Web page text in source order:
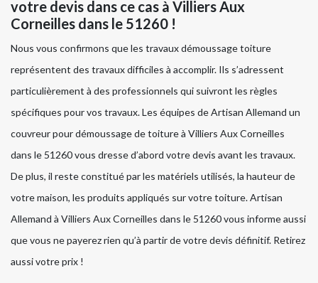
votre devis dans ce cas à Villiers Aux
Corneilles dans le 51260 !
Nous vous confirmons que les travaux démoussage toiture
représentent des travaux difficiles à accomplir. Ils s’adressent
particulièrement à des professionnels qui suivront les règles
spécifiques pour vos travaux. Les équipes de Artisan Allemand un
couvreur pour démoussage de toiture à Villiers Aux Corneilles
dans le 51260 vous dresse d’abord votre devis avant les travaux.
De plus, il reste constitué par les matériels utilisés, la hauteur de
votre maison, les produits appliqués sur votre toiture. Artisan
Allemand à Villiers Aux Corneilles dans le 51260 vous informe aussi
que vous ne payerez rien qu’à partir de votre devis définitif. Retirez
aussi votre prix !